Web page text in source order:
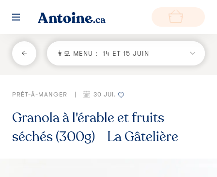
RETOUR
Fonctionnement
Environnement
Producteurs
👩‍💻 MENU : 14 ET 15 JUIN
PRÊT-À-MANGER 30 JUI.
Granola à l'érable et fruits
séchés (300g) - La Gâtelière